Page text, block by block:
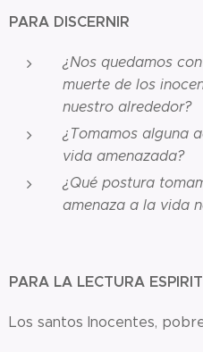
PARA DISCERNIR
¿Nos quedamos
muerte de los
nuestro alrededor?
¿Tomamos alguna
vida amenazada?
¿Qué postura
amenaza a la vida
PARA LA LECTURA
Los santos Inocentes,